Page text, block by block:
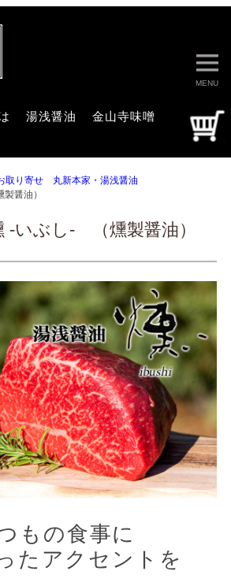
MENU
湯浅醤油
金山寺味噌
取り寄せ 丸新本家・湯浅醤油
醤油）
-いぶし- （燻製醤油）
もの食事に
たアクセントを